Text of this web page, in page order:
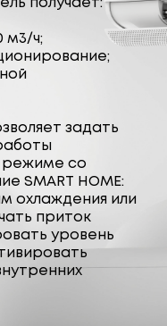
получает:
м3/ч;
задать
режиме со
SMART HOME:
охлаждения или
приток
уровень